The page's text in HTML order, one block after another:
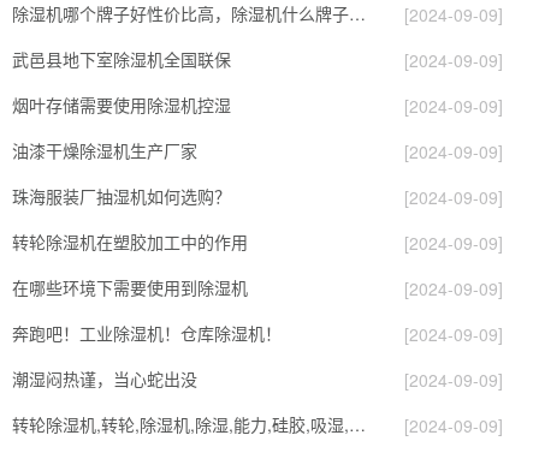
除湿机哪个牌子好性价比高，除湿机什么牌子最好品质最好，除湿机品牌十大排名
[2024-09-09]
武邑县地下室除湿机全国联保
[2024-09-09]
烟叶存储需要使用除湿机控湿
[2024-09-09]
油漆干燥除湿机生产厂家
[2024-09-09]
珠海服装厂抽湿机如何选购？
[2024-09-09]
转轮除湿机在塑胶加工中的作用
[2024-09-09]
在哪些环境下需要使用到除湿机
[2024-09-09]
奔跑吧！工业除湿机！仓库除湿机！
[2024-09-09]
潮湿闷热谨，当心蛇出没
[2024-09-09]
转轮除湿机,转轮,除湿机,除湿,能力,硅胶,吸湿,吸附,活性,轮式
[2024-09-09]